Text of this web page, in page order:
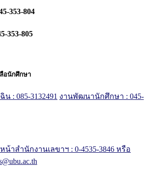
353-804
353-805
อนักศึกษา
: 085-3132491 งานพัฒนานักศึกษา : 045-
าสำนักงานเลขาฯ : 0-4535-3846 หรือ